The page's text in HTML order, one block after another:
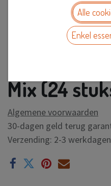
Mix (24
Algemene voorwaarden
30-dagen geld terug
Verzending: 2-3 werkdagen
Alle
Enkel